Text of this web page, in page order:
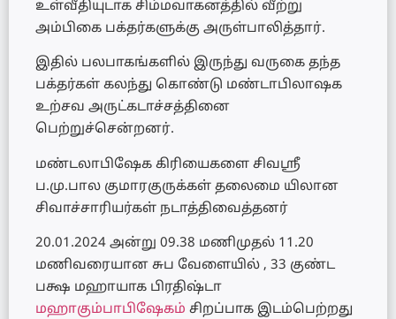
உள்வீதியுடாக சிம்மவாகனத்தில் வீற்று
அம்பிகை பக்தர்களுக்கு அருள்பாலித்தார்.
இதில் பலபாகங்களில் இருந்து வருகை தந்த
பக்தர்கள் கலந்து கொண்டு மண்டாபிலாஷக
உற்சவ அருட்கடாச்சத்தினை
பெற்றுச்சென்றனர்.
மண்டலாபிஷேக கிரியைகளை சிவஸ்ரீ
ப.மு.பால குமாரகுருக்கள் தலைமை யிலான
சிவாச்சாரியர்கள் நடாத்திவைத்தனர்
20.01.2024 அன்று 09.38 மணிமுதல் 11.20
மணிவரையான சுப வேளையில் , 33 குண்ட
பக்ஷ மஹாயாக பிரதிஷ்டா
மஹாகும்பாபிஷேகம் சிறப்பாக இடம்பெற்றது